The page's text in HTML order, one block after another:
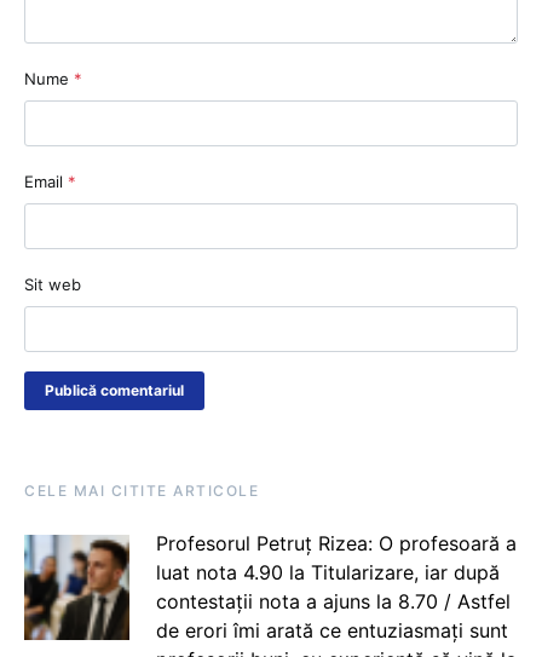
Nume *
Email *
Sit web
CELE MAI CITITE ARTICOLE
Profesorul Petruț Rizea: O profesoară a
luat nota 4.90 la Titularizare, iar după
contestații nota a ajuns la 8.70 / Astfel
de erori îmi arată ce entuziasmați sunt